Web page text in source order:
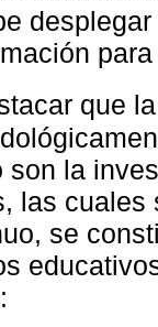
que
son la
las
se